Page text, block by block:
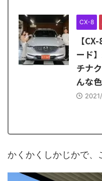
CX-8
【
ード
チナ
んな
かくかくしかじかで、